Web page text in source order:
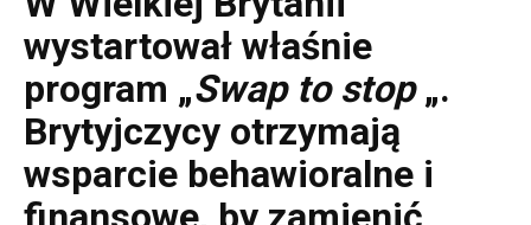
wystartował właśnie
program „Swap to stop„.
Brytyjczycy otrzymają
wsparcie behawioralne i